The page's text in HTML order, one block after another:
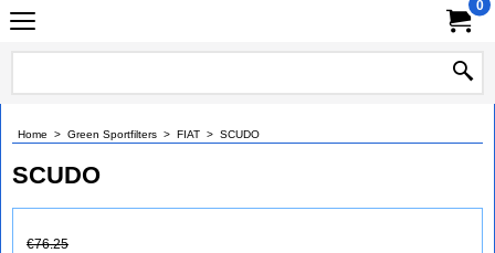
0
Home > Green Sportfilters > FIAT > SCUDO
SCUDO
€76.25